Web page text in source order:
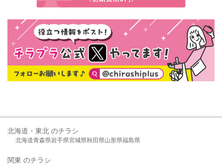
北海道・東北 のチラシ
北海道青森県岩手県宮城県秋田県山形県福島県
関東 のチラシ